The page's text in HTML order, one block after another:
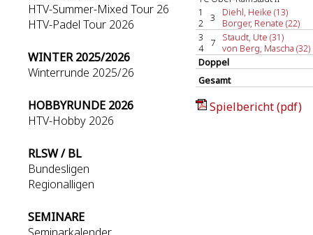
HTV-Summer-Mixed Tour 26
HTV-Padel Tour 2026
WINTER 2025/2026
Winterrunde 2025/26
HOBBYRUNDE 2026
HTV-Hobby 2026
RLSW / BL
Bundesligen
Regionalligen
SEMINARE
1
2 3
Diehl, Heike (13)
Borger, Renate (22)
3
4
7
Staudt, Ute (31)
von Berg, Mascha (32)
Doppel
Gesamt
Spielbericht (pdf)